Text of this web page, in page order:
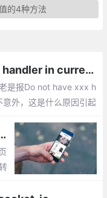
的4种方法
微信小程序报错Do not have xx handler in current page的解决方法总汇
是报Do not have xxx h
外，这是什么原因引起
序直接相互跳转的实现